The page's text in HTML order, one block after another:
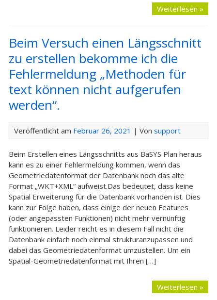
Weiterlesen »
Beim Versuch einen Längsschnitt
zu erstellen bekomme ich die
Fehlermeldung „Methoden für
text können nicht aufgerufen
werden“.
Veröffentlicht am Februar 26, 2021 | Von support
Beim Erstellen eines Längsschnitts aus BaSYS Plan heraus
kann es zu einer Fehlermeldung kommen, wenn das
Geometriedatenformat der Datenbank noch das alte
Format „WKT+XML“ aufweist.Das bedeutet, dass keine
Spatial Erweiterung für die Datenbank vorhanden ist. Dies
kann zur Folge haben, dass einige der neuen Features
(oder angepassten Funktionen) nicht mehr vernünftig
funktionieren. Leider reicht es in diesem Fall nicht die
Datenbank einfach noch einmal strukturanzupassen und
dabei das Geometriedatenformat umzustellen. Um ein
Spatial-Geometriedatenformat mit Ihren […]
Weiterlesen »